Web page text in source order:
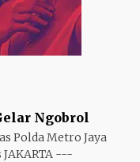
Ngobrol
Polda Metro Jaya
---